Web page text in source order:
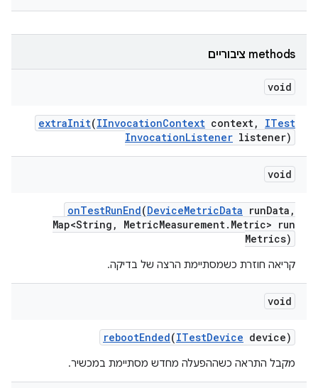
‫methods ציבוריים
void
extraInit(IInvocationContext context,
ITest
InvocationListener listener)
void
onTestRunEnd(DeviceMetricData runData ,
Map<String , MetricMeasurement. Metric> run
Metrics)
קריאה חוזרת כשמסתיימת הרצה של בדיקה.
void
rebootEnded(ITestDevice device)
מקבל התראה כשההפעלה מחדש מסתיימת במכשיר.